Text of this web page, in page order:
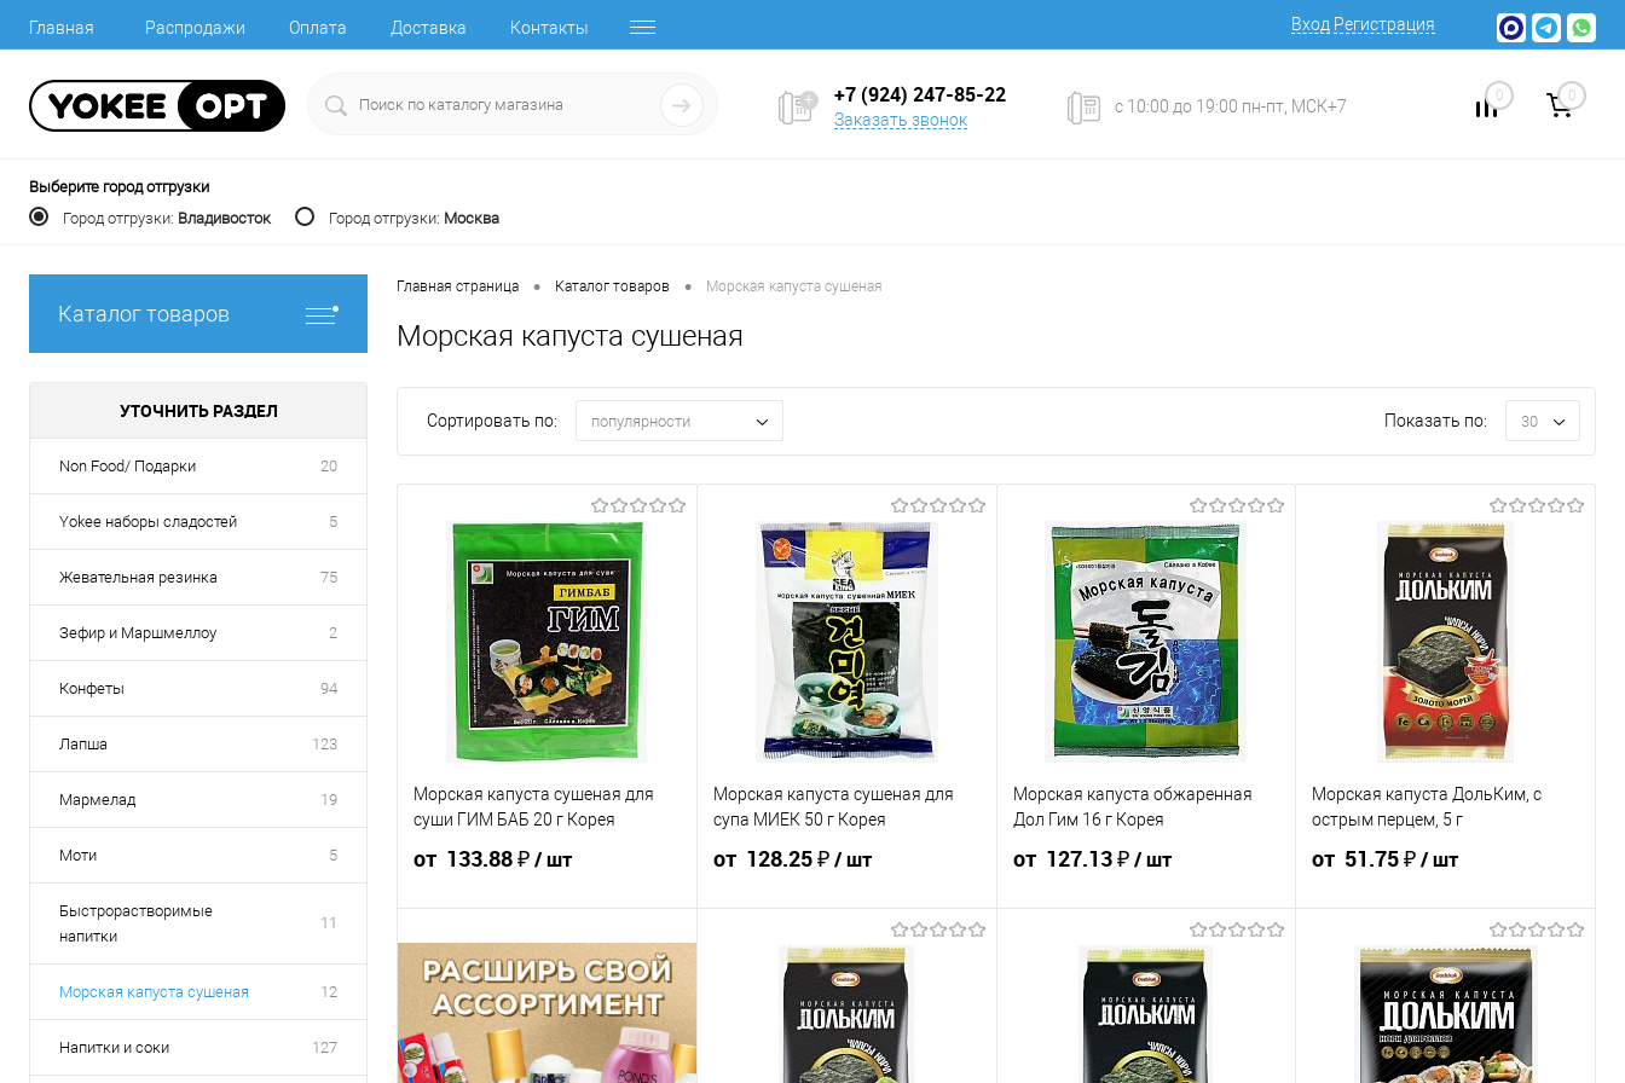
Главная Распродажи Оплата Доставка Контакты Вход Регистрация
+7 (924) 247-85-22
Заказать звонок
с 10:00 до 19:00 пн-пт, МСК+7
0 0
Выберите город отгрузки
Город отгрузки: Владивосток Город отгрузки: Москва
Каталог товаров
УТОЧНИТЬ РАЗДЕЛ
Non Food/ Подарки 20
Yokee наборы сладостей 5
Жевательная резинка 75
Зефир и Маршмеллоу 2
Конфеты 94
Лапша 123
Мармелад 19
Моти 5
Быстрорастворимые
напитки
11
Морская капуста сушеная 12
Напитки и соки 127
Главная страница • Каталог товаров • Морская капуста сушеная
Морская капуста сушеная
Сортировать по: популярности Показать по: 30
Морская капуста сушеная для
суши ГИМ БАБ 20 г Корея
от 133.88 ₽/ шт
148.75 ₽ /
шт
от 10 000 ₽
141.31 ₽ /
шт
от 50 000 ₽
133.88 ₽ /
шт
от 250 000
₽
Конечная стоимость позиции будет
Морская капуста сушеная для
супа МИЕК 50 г Корея
от 128.25 ₽/ шт
142.50 ₽ /
135.38 ₽ /
шт
от 50 000 ₽
Конечная стоимость позиции будет
Морская капуста обжаренная
Дол Гим 16 г Корея
от 127.13 ₽/ шт
134.19 ₽ /
шт
от 50 000 ₽
Конечная стоимость позиции будет
Морская капуста ДольКим, с
острым перцем, 5 г
от 51.75 ₽/ шт
57.50 ₽ / шт
от 10 000 ₽
54.63 ₽ / шт
от 50 000 ₽
51.75 ₽ / шт
от 250 000
₽
Конечная стоимость позиции будет
указана в корзине и в счёте на оплату.